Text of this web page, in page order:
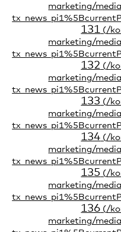
131
132
133
134
135
136